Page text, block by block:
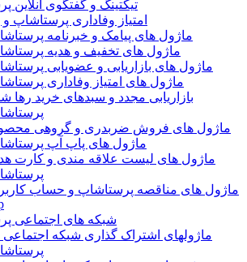
تیکتینگ و گفتگوی آنلاین
امتیاز وفاداری پرستاشاپ و
ماژول های پیامک و خبرنامه
ماژول های تخفیف و هدیه
ماژول های بازاریابی و عضویابی
ماژول های امتیاز وفاداری
بازاریابی مجدد و سبدهای خرید رها
ماژول های فروش ضربدری و گروهی
ماژول های پاپ آپ
ماژول های لیست علاقه مندی و کارت
ماژول های مناقصه پرستاشاپ و حساب
شبکه های اجتماعی
ماژولهای اشتراک‌ گذاری شبکه اجتماعی